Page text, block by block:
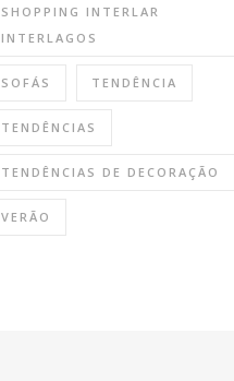
SHOPPING INTERLAR
INTERLAGOS
SOFÁS TENDÊNCIA
TENDÊNCIAS
TENDÊNCIAS DE DECORAÇÃO
VERÃO